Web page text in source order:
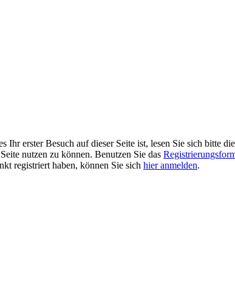
erster Besuch auf dieser Seite ist, lesen Sie sich bitte die
nutzen zu können. Benutzen Sie das
registriert haben, können Sie sich hier anmelden.